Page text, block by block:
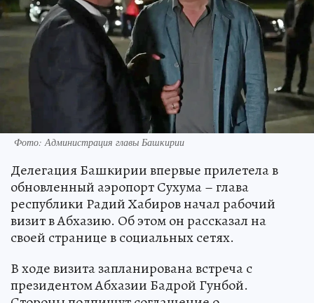
Фото: Администрация главы Башкирии
Делегация Башкирии впервые прилетела в
обновленный аэропорт Сухума – глава
республики Радий Хабиров начал рабочий
визит в Абхазию. Об этом он рассказал на
своей странице в социальных сетях.
В ходе визита запланирована встреча с
президентом Абхазии Бадрой Гунбой.